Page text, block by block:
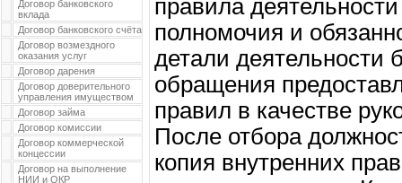
Договор банковского
вклада
Договор банковского счёта
Договор возмездного
оказания услуг
Договор дарения
Договор доверительного
управления имуществом
Договор займа
Договор комиссии
Договор коммерческой
концессии
Договор на выполнение
НИИ и ОКР
правила
полномочия и
детали деятельности
обращения
правил в качестве
После отбора
копия внутренних